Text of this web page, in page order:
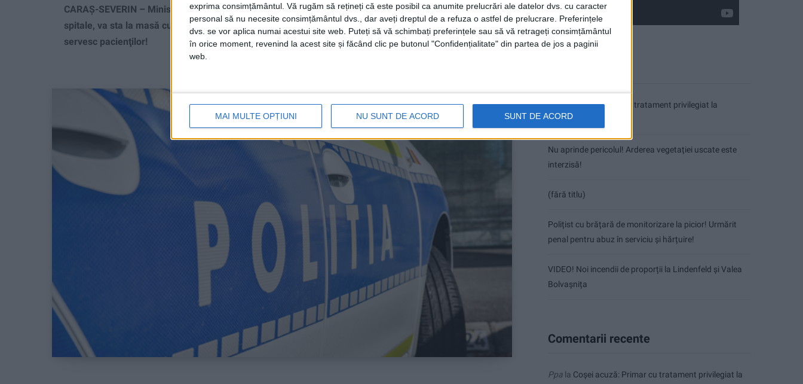
exprima consimțământul. Vă rugăm să rețineți că este posibil ca anumite prelucrări ale datelor dvs. cu caracter
personal să nu necesite consimțământul dvs., dar aveți dreptul de a refuza o astfel de prelucrare. Preferințele
dvs. se vor aplica numai acestui site web. Puteți să vă schimbați preferințele sau să vă retrageți consimțământul
în orice moment, revenind la acest site și făcând clic pe butonul "Confidențialitate" din partea de jos a paginii
web.
MAI MULTE OPȚIUNI NU SUNT DE ACORD SUNT DE ACORD
CARAȘ-SEVERIN – Ministrul Sănătăţii, cărășeanul Alexandru Rogobete, a declarat că va merge în
spitale, va sta la masă cu managerul spitalului şi vor mânca amândoi din porţia pe care spitalele o
servesc pacienţilor!
Coșei acuză: Primar cu tratament privilegiat la
Herculane!
Nu aprinde pericolul! Arderea vegetației uscate este
interzisă!
(fără titlu)
Polițist cu brățară de monitorizare la picior! Urmărit
penal pentru abuz în serviciu și hărțuire!
VIDEO! Noi incendii de proporții la Lindenfeld și Valea
Bolvașnița
Comentarii recente
Ppa la Coșei acuză: Primar cu tratament privilegiat la